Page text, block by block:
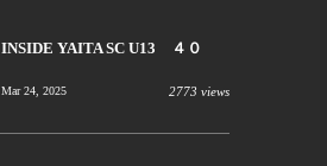
INSIDE YAITA SC U13 ４０
Mar 24, 2025 2773 views